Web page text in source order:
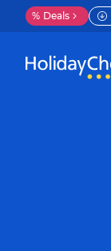
% Deals